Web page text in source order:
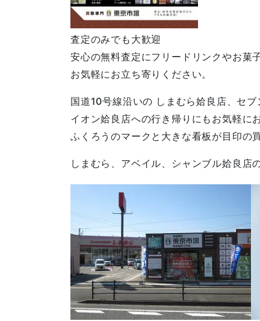
査定のみでも大歓迎
安心の無料査定にフリードリンクやお菓
お気軽にお立ち寄りください。
国道10号線沿いの しまむら姶良店、セブ
イオン姶良店への行き帰りにもお気軽に
ふくろうのマークと大きな看板が目印の
しまむら、アベイル、シャンブル姶良店